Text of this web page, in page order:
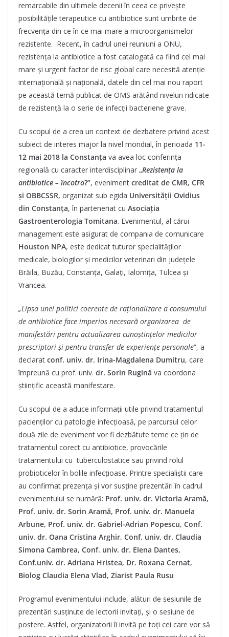
remarcabile din ultimele decenii în ceea ce privește
posibilitățile terapeutice cu antibiotice sunt umbrite de
frecvența din ce în ce mai mare a microorganismelor
rezistente. Recent, în cadrul unei reuniuni a ONU,
rezistența la antibiotice a fost catalogată ca fiind cel mai
mare și urgent factor de risc global care necesită atenție
internațională și națională, datele din cel mai nou raport
pe această temă publicat de OMS arătând niveluri ridicate
de rezistență la o serie de infecții bacteriene grave.
Cu scopul de a crea un context de dezbatere privind acest
subiect de interes major la nivel mondial, în perioada 11-
12 mai 2018 la Constanța va avea loc conferința
regională cu caracter interdisciplinar „Rezistența la
antibiotice – încotro?”, eveniment creditat de CMR, CFR
și OBBCSSR, organizat sub egida Universității Ovidius
din Constanța, în parteneriat cu Asociația
Gastroenterologia Tomitana. Evenimentul, al cărui
management este asigurat de compania de comunicare
Houston NPA, este dedicat tuturor specialităților
medicale, biologilor și medicilor veterinari din județele
Brăila, Buzău, Constanța, Galați, Ialomița, Tulcea și
Vrancea.
„Lipsa unei politici coerente de raționalizare a consumului
de antibiotice face imperios necesară organizarea de
manifestări pentru actualizarea cunoștințelor medicilor
prescriptori și pentru transfer de experiențe personale”, a
declarat conf. univ. dr. Irina-Magdalena Dumitru, care
împreună cu prof. univ. dr. Sorin Rugină va coordona
științific această manifestare.
Cu scopul de a aduce informații utile privind tratamentul
pacienților cu patologie infecțioasă, pe parcursul celor
două zile de eveniment vor fi dezbătute teme ce țin de
tratamentul corect cu antibiotice, provocările
tratamentului cu tuberculostatice sau privind rolul
probioticelor în bolile infecțioase. Printre specialiștii care
au confirmat prezența și vor susține prezentări în cadrul
evenimentului se numără: Prof. univ. dr. Victoria Aramă,
Prof. univ. dr. Sorin Aramă, Prof. univ. dr. Manuela
Arbune, Prof. univ. dr. Gabriel-Adrian Popescu, Conf.
univ. dr. Oana Cristina Arghir, Conf. univ. dr. Claudia
Simona Cambrea, Conf. univ. dr. Elena Dantes,
Conf.univ. dr. Adriana Hristea, Dr. Roxana Cernat,
Biolog Claudia Elena Vlad, Ziarist Paula Rusu
Programul evenimentului include, alături de sesiunile de
prezentări susținute de lectorii invitați, și o sesiune de
postere. Astfel, organizatorii îi invită pe toți cei care vor să